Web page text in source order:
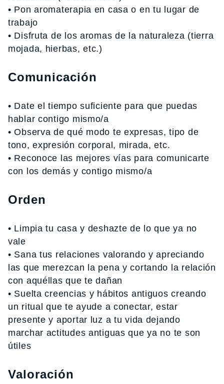
• Pon aromaterapia en casa o en tu lugar de
trabajo
• Disfruta de los aromas de la naturaleza (tierra
mojada, hierbas, etc.)
Comunicación
• Date el tiempo suficiente para que puedas
hablar contigo mismo/a
• Observa de qué modo te expresas, tipo de
tono, expresión corporal, mirada, etc.
• Reconoce las mejores vías para comunicarte
con los demás y contigo mismo/a
Orden
• Limpia tu casa y deshazte de lo que ya no
vale
• Sana tus relaciones valorando y apreciando
las que merezcan la pena y cortando la relación
con aquéllas que te dañan
• Suelta creencias y hábitos antiguos creando
un ritual que te ayude a conectar, estar
presente y aportar luz a tu vida dejando
marchar actitudes antiguas que ya no te son
útiles
Valoración